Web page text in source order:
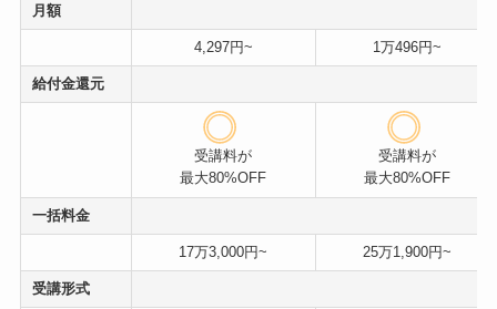
月額
4,297円~ 1万496円~
給付金還元
受講料が
最大80%OFF
受講料が
最大80%OFF
一括料金
17万3,000円~ 25万1,900円~
受講形式